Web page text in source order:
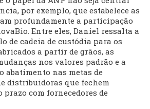
por exemplo, que estabelece as
profundamente a participação
Entre eles, Daniel ressalta a
de cadeia de custódia para os
a partir de grãos, as
nos valores padrão e a
abatimento nas metas de
distribuidoras que fechem
com fornecedores de